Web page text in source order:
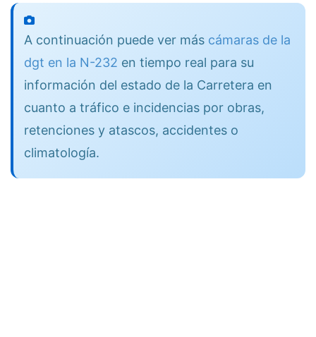
A continuación puede ver más cámaras de la
dgt en la N-232 en tiempo real para su
información del estado de la Carretera en
cuanto a tráfico e incidencias por obras,
retenciones y atascos, accidentes o
climatología.